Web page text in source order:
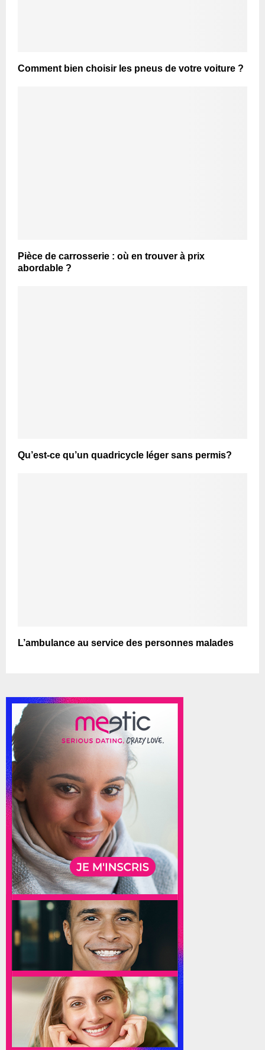
Comment bien choisir les pneus de votre voiture ?
Pièce de carrosserie : où en trouver à prix
abordable ?
Qu’est-ce qu’un quadricycle léger sans permis?
L’ambulance au service des personnes malades